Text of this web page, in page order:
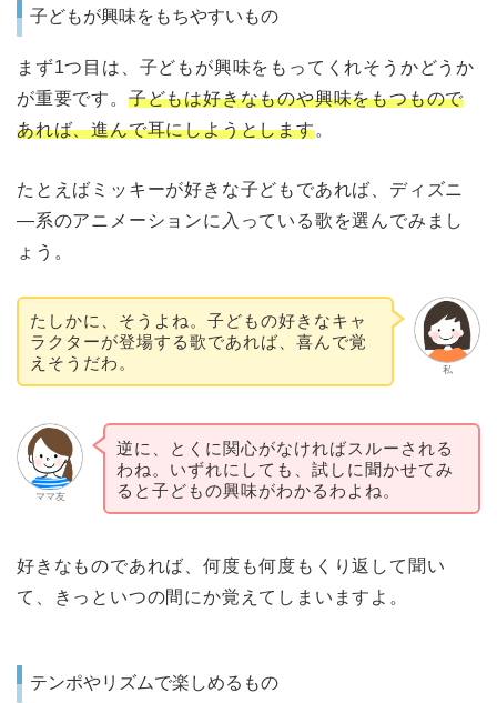
子どもが興味をもちやすいもの
まず1つ目は、子どもが興味をもってくれそうかどうか
が重要です。 子どもは好きなものや興味をもつもので
あれば、進んで耳にしようとします。
たとえばミッキーが好きな子どもであれば、ディズニ
―系のアニメーションに入っている歌を選んでみまし
ょう。
私
たしかに、そうよね。子どもの好きなキャ
ラクターが登場する歌であれば、喜んで覚
えそうだわ。
ママ友
逆に、とくに関心がなければスルーされる
わね。いずれにしても、試しに聞かせてみ
ると子どもの興味がわかるわよね。
好きなものであれば、何度も何度もくり返して聞い
て、きっといつの間にか覚えてしまいますよ。
テンポやリズムで楽しめるもの